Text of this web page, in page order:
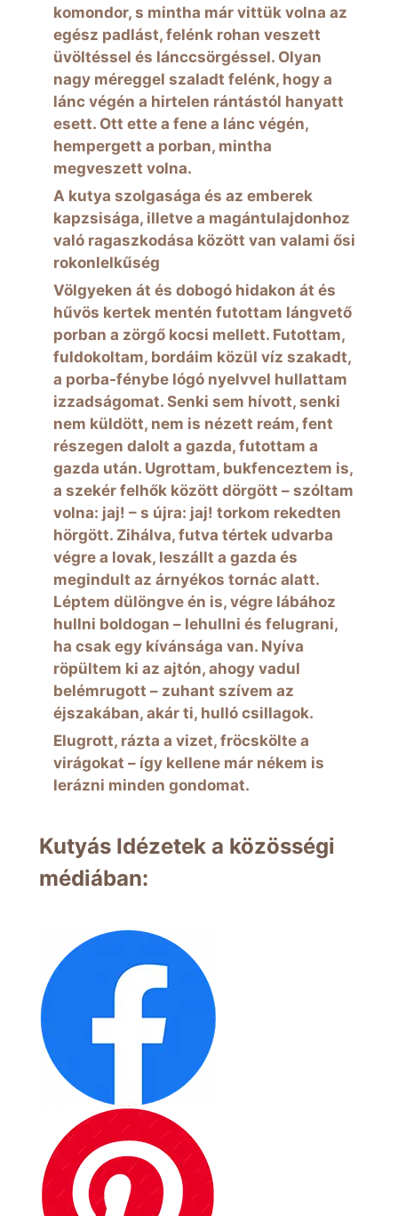
komondor, s mintha már vittük volna az
egész padlást, felénk rohan veszett
üvöltéssel és lánccsörgéssel. Olyan
nagy méreggel szaladt felénk, hogy a
lánc végén a hirtelen rántástól hanyatt
esett. Ott ette a fene a lánc végén,
hempergett a porban, mintha
megveszett volna.
A kutya szolgasága és az emberek
kapzsisága, illetve a magántulajdonhoz
való ragaszkodása között van valami ősi
rokonlelkűség
Völgyeken át és dobogó hidakon át és
hűvös kertek mentén futottam lángvető
porban a zörgő kocsi mellett. Futottam,
fuldokoltam, bordáim közül víz szakadt,
a porba-fénybe lógó nyelvvel hullattam
izzadságomat. Senki sem hívott, senki
nem küldött, nem is nézett reám, fent
részegen dalolt a gazda, futottam a
gazda után. Ugrottam, bukfenceztem is,
a szekér felhők között dörgött – szóltam
volna: jaj! – s újra: jaj! torkom rekedten
hörgött. Zihálva, futva tértek udvarba
végre a lovak, leszállt a gazda és
megindult az árnyékos tornác alatt.
Léptem dülöngve én is, végre lábához
hullni boldogan – lehullni és felugrani,
ha csak egy kívánsága van. Nyíva
röpültem ki az ajtón, ahogy vadul
belémrugott – zuhant szívem az
éjszakában, akár ti, hulló csillagok.
Elugrott, rázta a vizet, fröcskölte a
virágokat – így kellene már nékem is
lerázni minden gondomat.
Kutyás Idézetek a közösségi
médiában: